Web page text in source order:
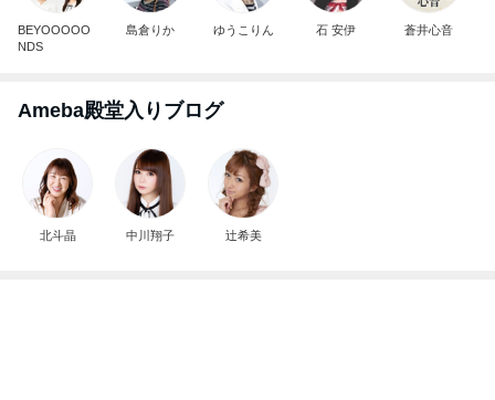
BEYOOOOO
NDS
島倉りか ゆうこりん 石 安伊 蒼井心音
Ameba殿堂入りブログ
北斗晶 中川翔子 辻希美